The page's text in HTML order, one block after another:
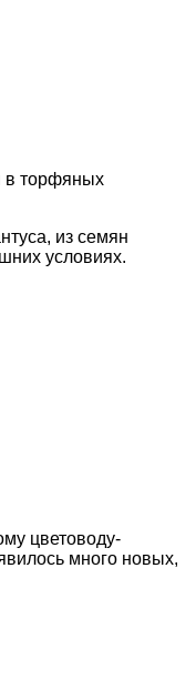
в торфяных
из семян
условиях.
цветоводу-
много новых,